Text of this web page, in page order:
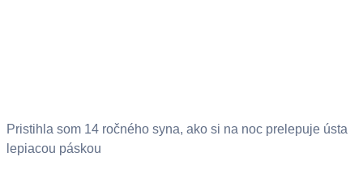
Pristihla som 14 ročného syna, ako si na noc prelepuje ústa
lepiacou páskou